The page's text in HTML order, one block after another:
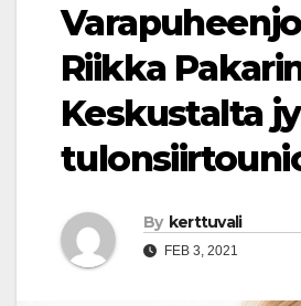
Riikka
Keskustalta
By kerttuvali
FEB 3, 2021